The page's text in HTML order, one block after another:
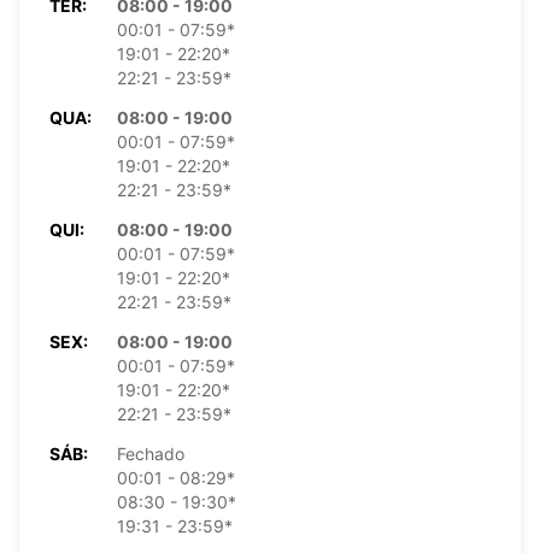
TER:
08:00 - 19:00
00:01 - 07:59*
19:01 - 22:20*
22:21 - 23:59*
QUA:
08:00 - 19:00
00:01 - 07:59*
19:01 - 22:20*
22:21 - 23:59*
QUI:
08:00 - 19:00
00:01 - 07:59*
19:01 - 22:20*
22:21 - 23:59*
SEX:
08:00 - 19:00
00:01 - 07:59*
19:01 - 22:20*
22:21 - 23:59*
SÁB:
Fechado
00:01 - 08:29*
08:30 - 19:30*
19:31 - 23:59*